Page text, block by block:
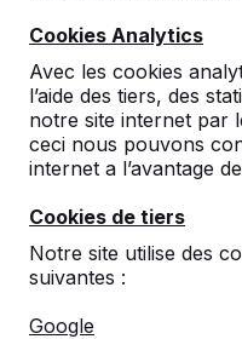
Cookies Analytics
Avec les cookies
l’aide des tiers, des
notre site internet par
ceci nous pouvons
internet a l’avantage
Cookies de tiers
Notre site utilise des
suivantes :
Google
Contact
HeBlad Luxembourg
Diamantweg 22
Pays-Bas
+31 (0)497 -